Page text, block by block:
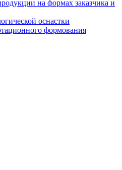
на формах заказчика и
оснастки
формования